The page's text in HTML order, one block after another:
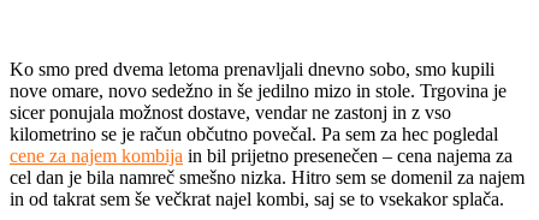
Ko smo pred dvema letoma prenavljali dnevno sobo, smo kupili
nove omare, novo sedežno in še jedilno mizo in stole. Trgovina je
sicer ponujala možnost dostave, vendar ne zastonj in z vso
kilometrino se je račun občutno povečal. Pa sem za hec pogledal
cene za najem kombija in bil prijetno presenečen – cena najema za
cel dan je bila namreč smešno nizka. Hitro sem se domenil za najem
in od takrat sem še večkrat najel kombi, saj se to vsekakor splača.